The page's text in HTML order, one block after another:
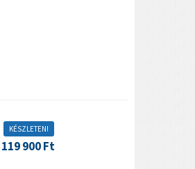
KÉSZLETEN!
119 900 Ft